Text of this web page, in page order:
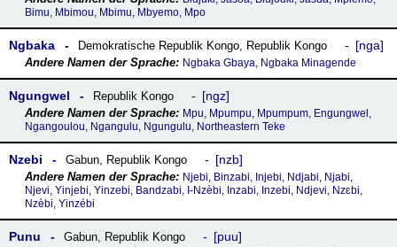
Bimu, Mbimou, Mbimu, Mbyemo, Mpo
Ngbaka Demokratische Republik Kongo, Republik Kongo nga
Ngbaka Gbaya, Ngbaka Minagende
Ngungwel Republik Kongo ngz
Mpu, Mpumpu, Mpumpum, Engungwel,
Ngangoulou, Ngangulu, Ngungulu, Northeastern Teke
Nzebi Gabun, Republik Kongo nzb
Njebi, Binzabi, Injebi, Ndjabi, Njabi,
Njevi, Yinjebi, Yinzebi, Bandzabi, I-Nzèbi, Inzabi, Inzebi, Ndjevi, Nzɛbi,
Nzèbi, Yinzébi
Punu Gabun, Republik Kongo puu